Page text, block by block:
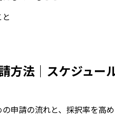
方法｜スケジュー
申請の流れと、採択率を高